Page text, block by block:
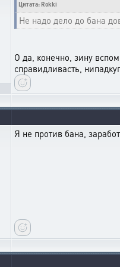
Цитата: Rokki
Не надо дело до бана
О да, конечно, зину
справидливасть,
Я не против бана,